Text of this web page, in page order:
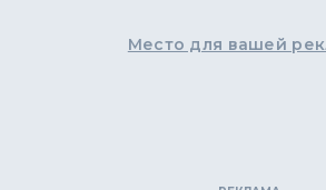
Место для вашей